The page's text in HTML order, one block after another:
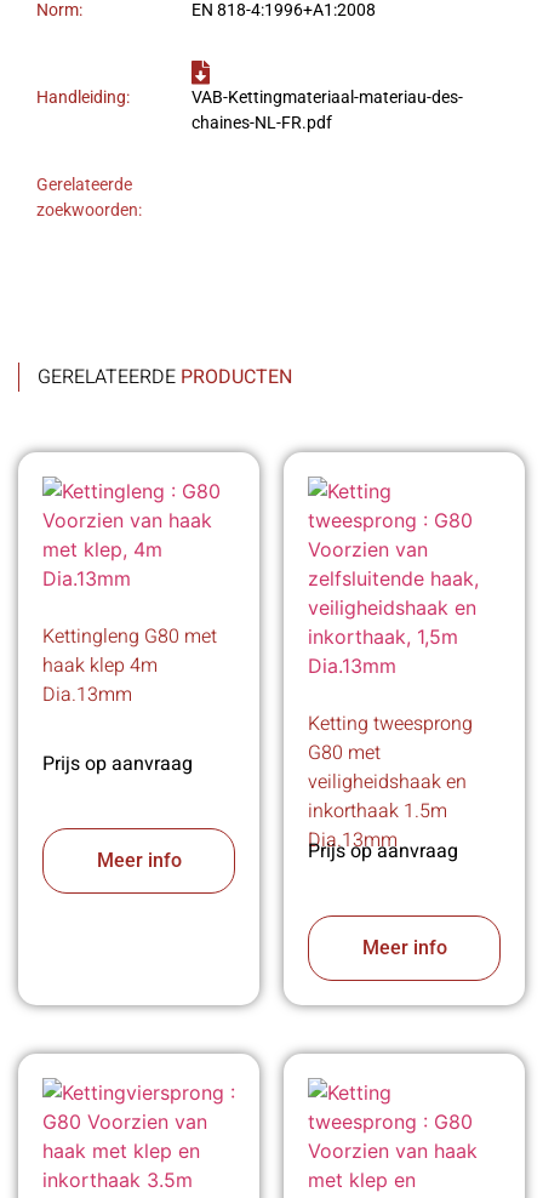
Norm: EN 818-4:1996+A1:2008
Handleiding:
VAB-Kettingmateriaal-materiau-des-
chaines-NL-FR.pdf
Gerelateerde
zoekwoorden:
GERELATEERDE PRODUCTEN
Kettingleng G80 met
haak klep 4m
Dia.13mm
Prijs op aanvraag
Meer info
Ketting tweesprong
G80 met
veiligheidshaak en
inkorthaak 1.5m
Dia.13mm
Prijs op aanvraag
Meer info